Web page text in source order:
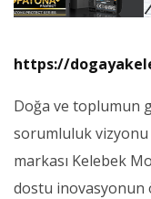
https://
Doğa ve toplumun
sorumluluk
markası Kelebek
dostu inovasyonun